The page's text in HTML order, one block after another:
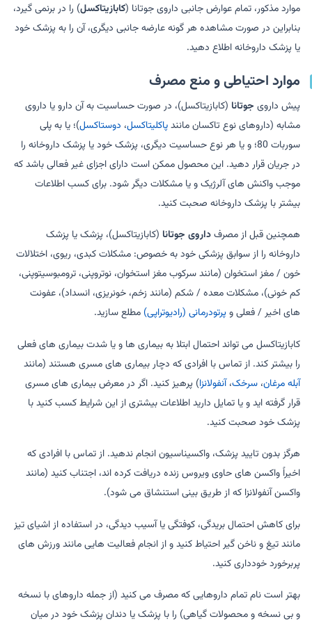
موارد مذکور، تمام عوارض جانبی داروی جوتانا (کابازیتاکسل) را در برنمی گیرد،
بنابراین در صورت مشاهده هر گونه عارضه جانبی دیگری، آن را به پزشک خود
یا پزشک داروخانه اطلاع دهید.
موارد احتیاطی و منع مصرف
پیش داروی جوتانا (کابازیتاکسل)، در صورت حساسیت به آن دارو یا داروی
مشابه (داروهای نوع تاکسان مانندپاکلیتاکسل، دوستاکسل)؛ یا به پلی
سوربات 80؛ و یا هر نوع حساسیت دیگری، پزشک خود یا پزشک داروخانه را
در جریان قرار دهید. این محصول ممکن است دارای اجزای غیر فعالی باشد که
موجب واکنش های آلرژیک و یا مشکلات دیگر شود. برای کسب اطلاعات
بیشتر با پزشک داروخانه صحبت کنید.
همچنین قبل از مصرفداروی جوتانا (کابازیتاکسل)، پزشک یا پزشک
داروخانه را از سوابق پزشکی خود به خصوص: مشکلات کبدی، ریوی، اختلالات
خون / مغز استخوان (مانند سرکوب مغز استخوان، نوتروپنی، ترومبوسیتوپنی،
کم خونی)، مشکلات معده / شکم (مانند زخم، خونریزی، انسداد)، عفونت
های اخیر / فعلی وپرتودرمانی (رادیوتراپی) مطلع سازید.
کابازیتاکسل می تواند احتمال ابتلا به بیماری ها و یا شدت بیماری های فعلی
را بیشتر کند. از تماس با افرادی که دچار بیماری های مسری هستند (مانند
آبله مرغان،سرخک،آنفولانزا) پرهیز کنید. اگر در معرض بیماری های مسری
قرار گرفته اید و یا تمایل دارید اطلاعات بیشتری از این شرایط کسب کنید با
پزشک خود صحبت کنید.
هرگز بدون تایید پزشک، واکسیناسیون انجام ندهید. از تماس با افرادی که
اخیراً واکسن های حاوی ویروس زنده دریافت کرده اند، اجتناب کنید (مانند
واکسن آنفولانزا که از طریق بینی استنشاق می شود).
برای کاهش احتمال بریدگی، کوفتگی یا آسیب دیدگی، در استفاده از اشیای تیز
مانند تیغ و ناخن گیر احتیاط کنید و از انجام فعالیت هایی مانند ورزش های
پربرخورد خودداری کنید.
بهتر است نام تمام داروهایی که مصرف می کنید (از جمله داروهای با نسخه
و بی نسخه و محصولات گیاهی) را با پزشک یا دندان پزشک خود در میان